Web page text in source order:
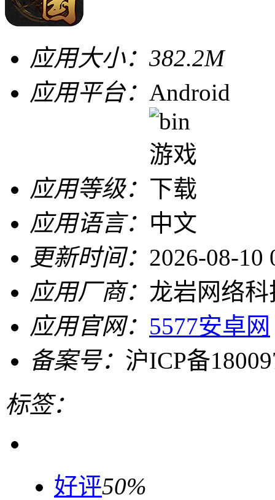
应用大小： 382.2M
应用平台： Android
应用等级：
应用语言： 中文
更新时间： 2026-08-10
应用厂商： 龙岩网络
应用官网： 5577安卓网
备案号： 沪ICP备
标签：
好评50%